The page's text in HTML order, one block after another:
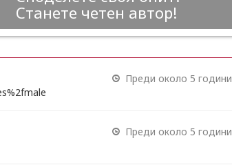
Станете четен автор!
Преди около 5 години
Преди около 5 години